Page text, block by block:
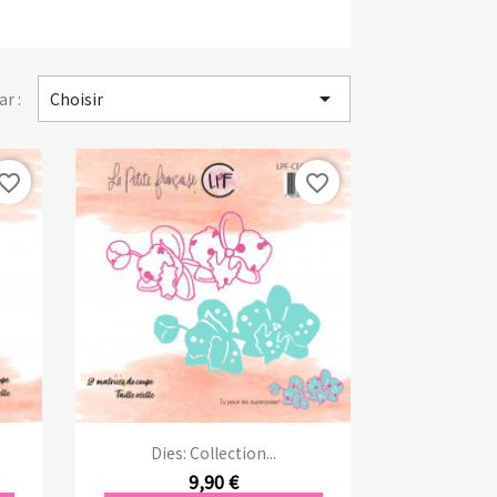
: Choisir 
Dies: Collection...
9,90 €
Aperçu rapide
favorite_border